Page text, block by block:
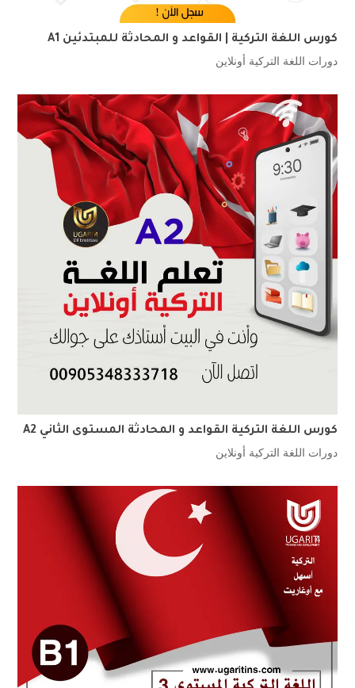
كورس اللغة التركية | القواعد و المحادثة للمبتدئين A1
دورات اللغة التركية أونلاين
كورس اللغة التركية القواعد و المحادثة المستوى الثاني A2
دورات اللغة التركية أونلاين